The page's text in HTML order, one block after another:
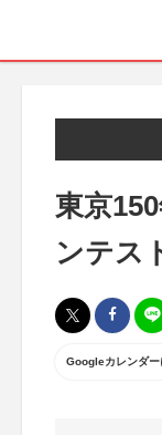
東京
ンテス
Googleカレンダー